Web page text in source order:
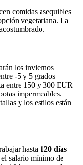
comidas asequibles
vegetariana. La
los inviernos
-5 y 5 grados
entre 150 y 300 EUR
impermeables.
y los estilos están
hasta 120 días
salario mínimo de